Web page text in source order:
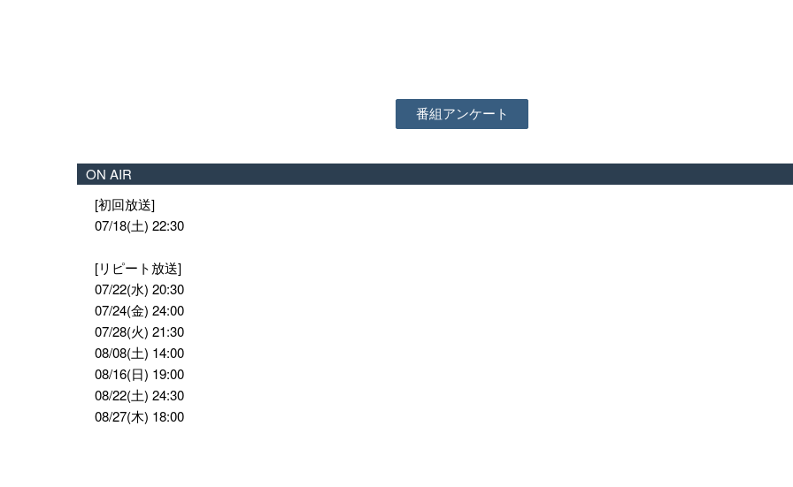
ON AIR
[初回放送]
07/18(土) 22:30
[リピート放送]
07/22(水) 20:30
07/24(金) 24:00
07/28(火) 21:30
08/08(土) 14:00
08/16(日) 19:00
08/22(土) 24:30
08/27(木) 18:00